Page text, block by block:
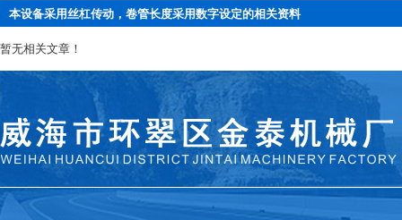
本设备采用丝杠传动，卷管长度采用数字设定的相关资料
暂无相关文章！